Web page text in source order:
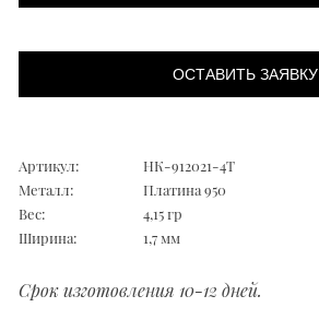
ОСТАВИТЬ ЗАЯВКУ
Артикул:
НК-912021-4Т
Металл:
Платина 950
Вес:
4,15 гр
Ширина:
1,7 мм
Срок изготовления 10-12 дней.